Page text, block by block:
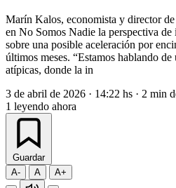
Marín Kalos, economista y director
en No Somos Nadie la perspectiva
sobre una posible aceleración por
últimos meses. “Estamos hablando
atípicas, donde la in
3 de abril de 2026 · 14:22 hs · 2 min
1 leyendo ahora
Guardar
A-
A A+